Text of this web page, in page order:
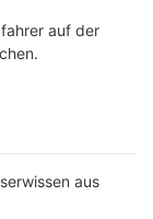
auf der